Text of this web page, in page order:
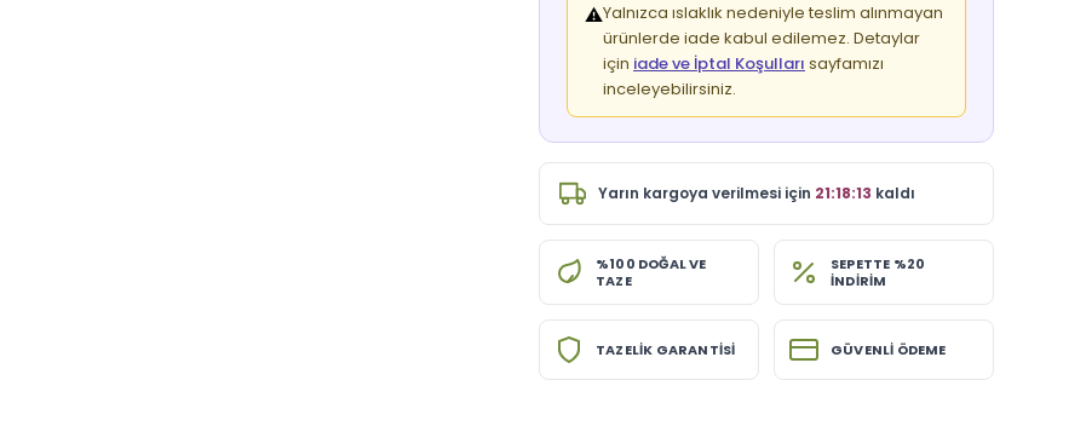
⚠️Yalnızca ıslaklık nedeniyle teslim alınmayan
ürünlerde iade kabul edilemez. Detaylar
için iade ve İptal Koşulları sayfamızı
inceleyebilirsiniz.
Yarın kargoya verilmesi için 21:18:12 kaldı
%100 DOĞAL VE
TAZE
SEPETTE %20
İNDİRİM
TAZELİK GARANTİSİ GÜVENLİ ÖDEME